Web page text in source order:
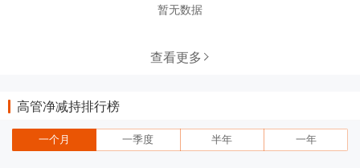
暂无数据
查看更多
高管净减持排行榜
一个月 一季度 半年 一年